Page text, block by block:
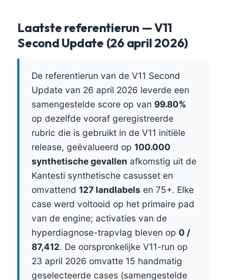
Laatste referentierun — V11
Second Update (26 april 2026)
De referentierun van de V11 Second
Update van 26 april 2026 leverde een
samengestelde score op van 99.80%
op dezelfde vooraf geregistreerde
rubric die is gebruikt in de V11 initiële
release, geëvalueerd op 100.000
synthetische gevallen afkomstig uit de
Kantesti synthetische casusset en
omvattend 127 landlabels en 75+. Elke
case werd voltooid op het primaire pad
van de engine; activaties van de
hyperdiagnose-trapvlag bleven op 0 /
87,412. De oorspronkelijke V11-run op
23 april 2026 omvatte 15 handmatig
geselecteerde cases (samengestelde